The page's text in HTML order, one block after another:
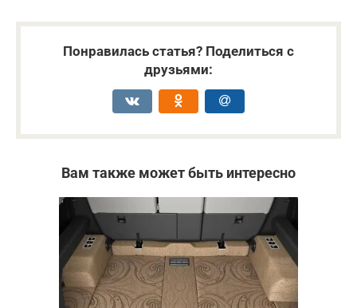
Понравилась статья? Поделиться с
друзьями:
Вам также может быть интересно